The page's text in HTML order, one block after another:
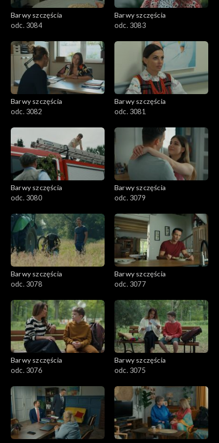
Barwy szczęścia
odc. 3084
Barwy szczęścia
odc. 3083
Barwy szczęścia
odc. 3082
Barwy szczęścia
odc. 3081
Barwy szczęścia
odc. 3080
Barwy szczęścia
odc. 3079
Barwy szczęścia
odc. 3078
Barwy szczęścia
odc. 3077
Barwy szczęścia
odc. 3076
Barwy szczęścia
odc. 3075